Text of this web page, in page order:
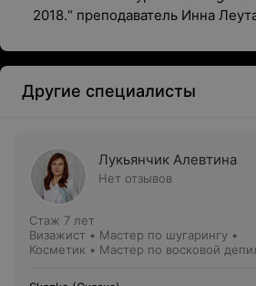
2018.“ преподаватель Инна
Другие специалисты
Лукьянчик Алевтина
Нет отзывов
Стаж 7 лет
Визажист • Мастер по шугарингу •
Косметик • Мастер по восковой